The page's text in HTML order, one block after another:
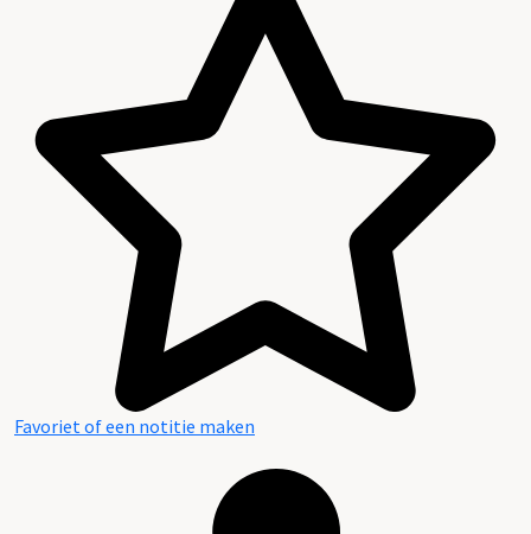
Favoriet of een notitie maken